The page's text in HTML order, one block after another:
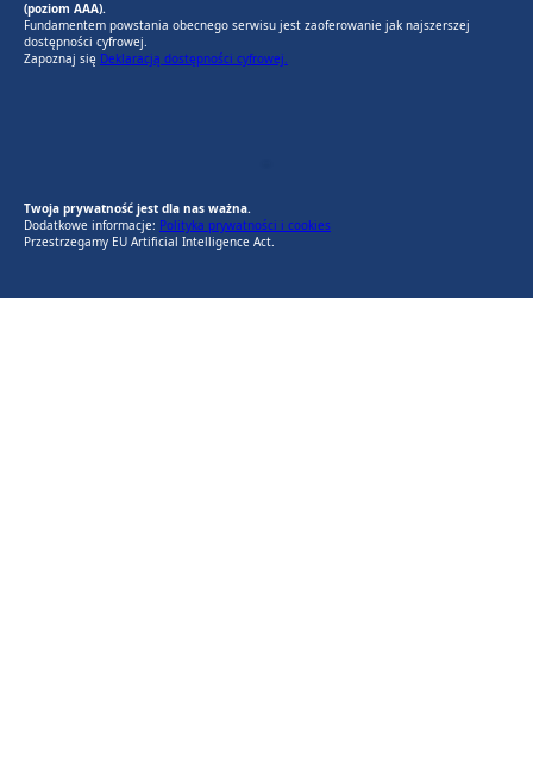
(poziom AAA).
Fundamentem powstania obecnego serwisu jest zaoferowanie jak najszerszej
dostępności cyfrowej.
Zapoznaj się Deklaracją dostępności cyfrowej.
Twoja prywatność jest dla nas ważna.
Dodatkowe informacje: Polityka prywatności i cookies
Przestrzegamy EU Artificial Intelligence Act.